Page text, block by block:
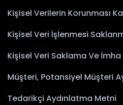
Kişisel Verilerin Korunması
Kişisel Veri İşlenmesi
Kişisel Veri Saklama Ve İmha
Müşteri, Potansiyel Müşteri
Tedarikçi Aydınlatma Metni